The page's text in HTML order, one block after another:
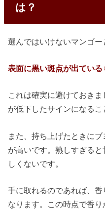
は？
選んではいけないマンゴー
表面に黒い斑点が出ている
これは確実に避けておき
が低下したサインになるこ
また、持ち上げたときに
が高いです。熟しすぎる
しくないです。
手に取れるのであれば、
なります。この時点で香